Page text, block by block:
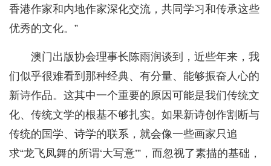
香港作家和内地作家深化交流，共同学习和传承这些
优秀的文化。”
澳门出版协会理事长陈雨润谈到，近些年来，我
们似乎很难看到那种经典、有分量、能够振奋人心的
新诗作品。这其中一个重要的原因可能是我们传统文
化、传统文学的根基不够扎实。如果新诗创作割断与
传统的国学、诗学的联系，就会像一些画家只追
求“龙飞凤舞的所谓‘大写意’”，而忽视了素描的基础，